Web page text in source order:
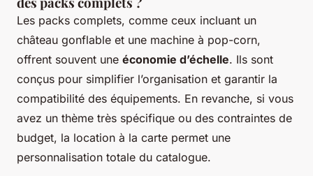
Les packs complets, comme ceux incluant un
château gonflable et une machine à pop-corn,
offrent souvent une économie d’échelle. Ils sont
conçus pour simplifier l’organisation et garantir la
compatibilité des équipements. En revanche, si vous
avez un thème très spécifique ou des contraintes de
budget, la location à la carte permet une
personnalisation totale du catalogue.